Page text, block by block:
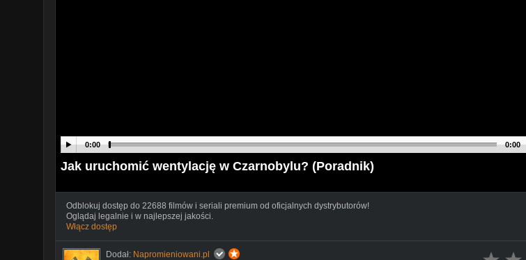
0:00 0:00
Jak uruchomić wentylację w Czarnobylu? (Poradnik)
Odblokuj dostęp do 22688 filmów i seriali premium od oficjalnych dystrybutorów!
Oglądaj legalnie i w najlepszej jakości.
Włącz dostęp
Dodał: Napromieniowani.pl